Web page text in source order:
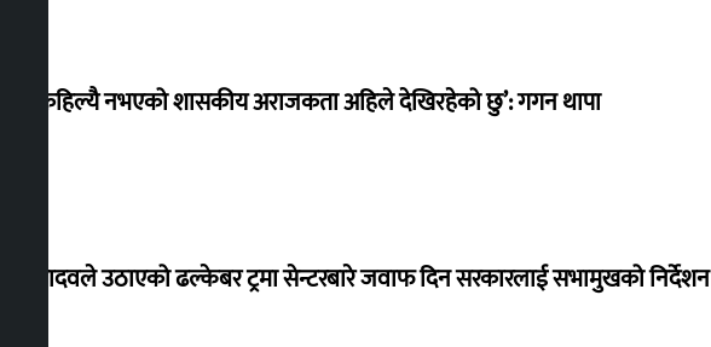
‘देशमा कहिल्यै नभएको शासकीय अराजकता अहिले देखिरहेको छु’: गगन थापा
सांसद यादवले उठाएको ढल्केबर ट्रमा सेन्टरबारे जवाफ दिन सरकारलाई सभामुखको निर्देशन